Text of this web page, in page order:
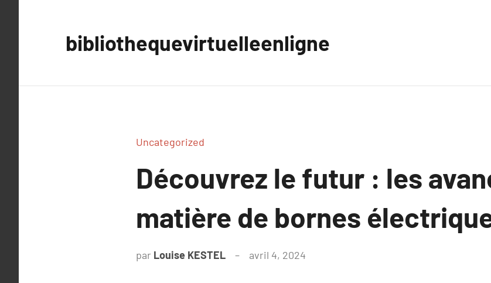
bibliothequevirtuelleenligne
Uncategorized
Découvrez le futur : les
matière de bornes
par Louise KESTEL avril 4, 2024